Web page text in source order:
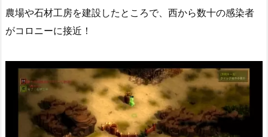
農場や石材工房を建設したところで、西から数十の感染者
がコロニーに接近！